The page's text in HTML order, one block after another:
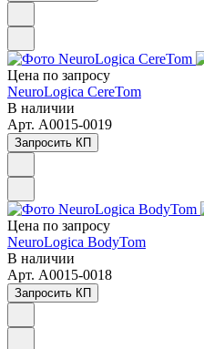
Цена по запросу
NeuroLogica CereTom
В наличии
Арт. A0015-0019
Запросить КП
Цена по запросу
NeuroLogica BodyTom
В наличии
Арт. A0015-0018
Запросить КП